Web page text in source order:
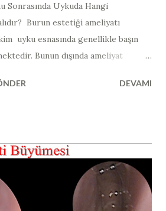
Sonrasında Uykuda Hangi
Burun estetiği ameliyatı
uyku esnasında genellikle başın
Bunun dışında ameliyat
satılan açılı uyku yastığı örneği >>
ile 45 derece arası ve sırt üstü olacak
yatıldığında kafa, kalp hizasına göre
Bu şekilde Kafadaki kan basıncı
göre daha düşük hale gelir ve
DEVAMI